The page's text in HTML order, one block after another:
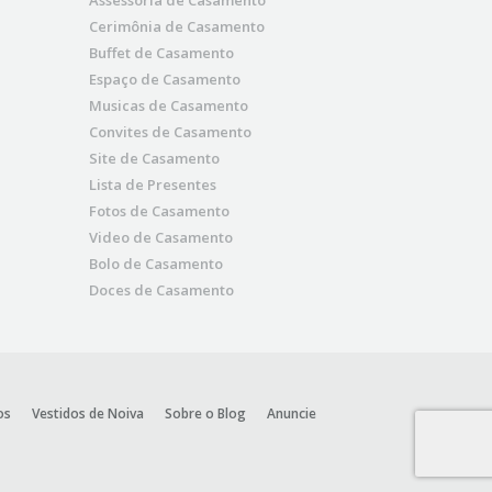
Cerimônia de Casamento
Buffet de Casamento
Espaço de Casamento
Musicas de Casamento
Convites de Casamento
Site de Casamento
Lista de Presentes
Fotos de Casamento
Video de Casamento
Bolo de Casamento
Doces de Casamento
Vestidos de Noiva Sobre o Blog
Anuncie